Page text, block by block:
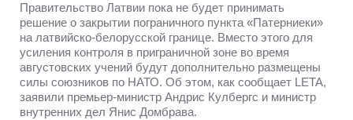
Правительство Латвии пока не будет принимать
решение о закрытии пограничного пункта «Патерниеки»
на латвийско-белорусской границе. Вместо этого для
усиления контроля в приграничной зоне во время
августовских учений будут дополнительно размещены
силы союзников по НАТО. Об этом, как сообщает LETA,
заявили премьер-министр Андрис Кулбергс и министр
внутренних дел Янис Домбрава.